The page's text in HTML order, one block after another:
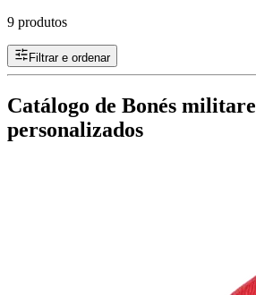
9 produtos
Filtrar e ordenar
Catálogo de Bonés
personalizados